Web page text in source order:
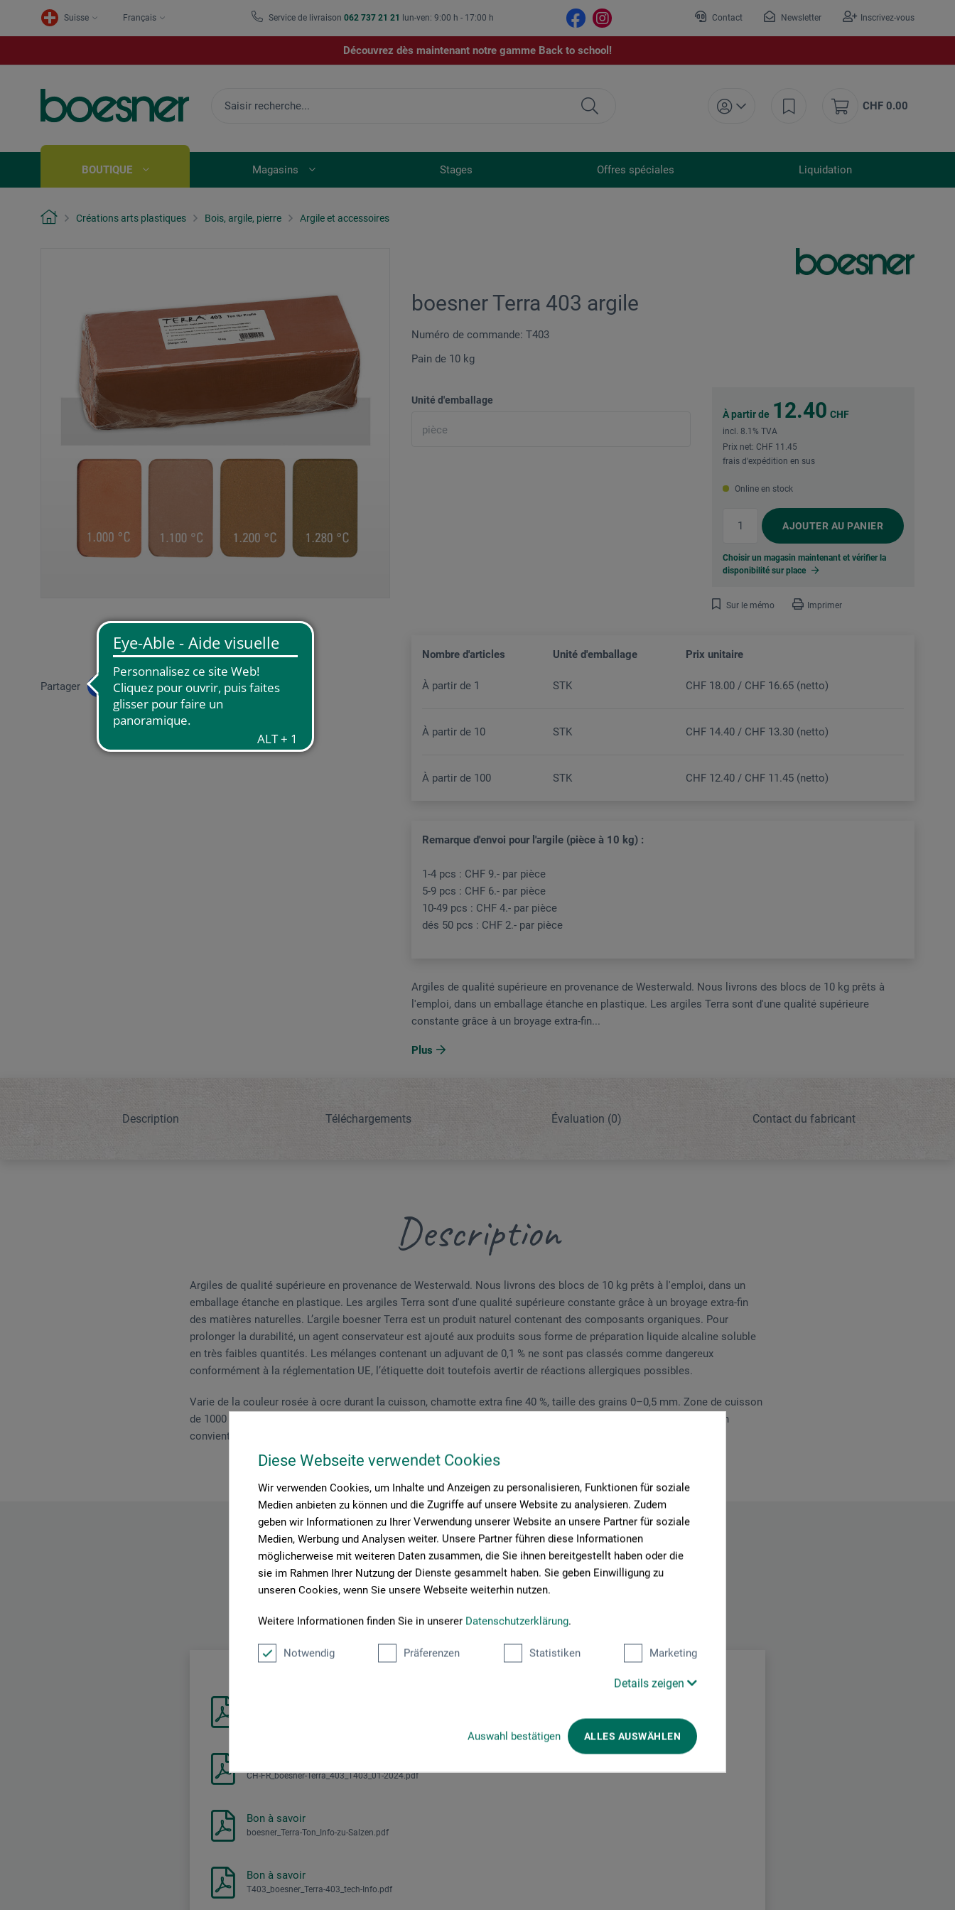
Diese Webseite verwendet Cookies
Wir verwenden Cookies, um Inhalte und Anzeigen zu personalisieren, Funktionen für soziale
Medien anbieten zu können und die Zugriffe auf unsere Website zu analysieren. Zudem
geben wir Informationen zu Ihrer Verwendung unserer Website an unsere Partner für soziale
Medien, Werbung und Analysen weiter. Unsere Partner führen diese Informationen
möglicherweise mit weiteren Daten zusammen, die Sie ihnen bereitgestellt haben oder die
sie im Rahmen Ihrer Nutzung der Dienste gesammelt haben. Sie geben Einwilligung zu
unseren Cookies, wenn Sie unsere Webseite weiterhin nutzen.
Weitere Informationen finden Sie in unserer Datenschutzerklärung.
Notwendig Präferenzen Statistiken Marketing
Details zeigen
Auswahl bestätigen ALLES AUSWÄHLEN
Suisse Français Service de livraison 062 737 21 21 lun-ven: 9:00 h - 17:00 h Contact Newsletter Inscrivez-vous
Découvrez dès maintenant notre gamme Back to school!
CHF 0.00
BOUTIQUE Magasins Stages Offres spéciales Liquidation
Créations arts plastiques Bois, argile, pierre Argile et accessoires
boesner Terra 403 argile
Numéro de commande: T403
Pain de 10 kg
Unité d'emballage
À partir de 12.40 CHF
incl. 8.1% TVA
Prix net: CHF 11.45
frais d'expédition en sus
Online en stock
AJOUTER AU PANIER
Choisir un magasin maintenant et vérifier la
disponibilité sur place
Sur le mémo Imprimer
Partager
Nombre d'articles Unité d'emballage Prix unitaire
À partir de 1 STK CHF 18.00 / CHF 16.65 (netto)
À partir de 10 STK CHF 14.40 / CHF 13.30 (netto)
À partir de 100 STK CHF 12.40 / CHF 11.45 (netto)
Remarque d'envoi pour l'argile (pièce à 10 kg) :
1-4 pcs : CHF 9.- par pièce
5-9 pcs : CHF 6.- par pièce
10-49 pcs : CHF 4.- par pièce
dés 50 pcs : CHF 2.- par pièce
Argiles de qualité supérieure en provenance de Westerwald. Nous livrons des blocs de 10 kg prêts à
l'emploi, dans un emballage étanche en plastique. Les argiles Terra sont d'une qualité supérieure
constante grâce à un broyage extra-fin...
Plus
Description Téléchargements Évaluation (0) Contact du fabricant
Description
Argiles de qualité supérieure en provenance de Westerwald. Nous livrons des blocs de 10 kg prêts à l'emploi, dans un
emballage étanche en plastique. Les argiles Terra sont d'une qualité supérieure constante grâce à un broyage extra-fin
des matières naturelles. L’argile boesner Terra est un produit naturel contenant des composants organiques. Pour
prolonger la durabilité, un agent conservateur est ajouté aux produits sous forme de préparation liquide alcaline soluble
en très faibles quantités. Les mélanges contenant un adjuvant de 0,1 % ne sont pas classés comme dangereux
conformément à la réglementation UE, l’étiquette doit toutefois avertir de réactions allergiques possibles.
Varie de la couleur rosée à ocre durant la cuisson, chamotte extra fine 40 %, taille des grains 0–0,5 mm. Zone de cuisson
de 1000 à 1280°C. Pour la fabrication de pièces de taille moyenne. La couleur exceptionnelle obtenue à la cuisson
convient particulièrement aux pièces qui ne doivent pas être vernissées.
Téléchargements
Vous trouvez ici des documents et des fichiers importants concernant ce produit.
CH-FR_boesner-Terra_403_T403_01-2024.pdf
Bon à savoir
boesner_Terra-Ton_Info-zu-Salzen.pdf
Bon à savoir
T403_boesner_Terra-403_tech-Info.pdf